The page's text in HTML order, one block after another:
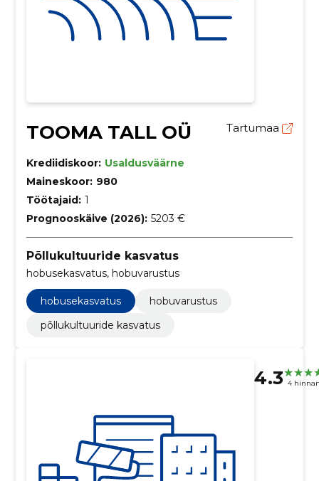
TOOMA TALL OÜ Tartumaa
Krediidiskoor: Usaldusväärne
Maineskoor: 980
Töötajaid: 1
Prognooskäive (2026): 5203 €
Põllukultuuride kasvatus
hobusekasvatus, hobuvarustus
hobusekasvatus
hobuvarustus
põllukultuuride kasvatus
4.3 4